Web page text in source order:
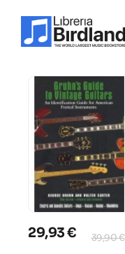
29,93 € 39,90 €